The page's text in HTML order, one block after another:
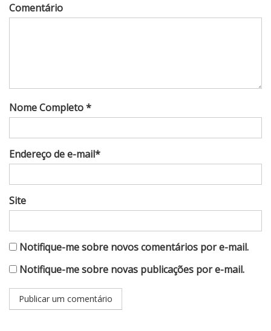
Comentário
Nome Completo *
Endereço de e-mail*
Site
Notifique-me sobre novos comentários por e-mail.
Notifique-me sobre novas publicações por e-mail.